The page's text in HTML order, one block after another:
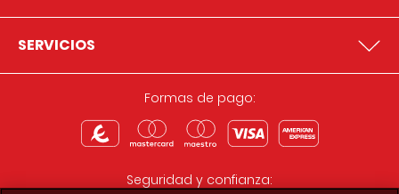
SERVICIOS
Formas de pago:
Seguridad y confianza: